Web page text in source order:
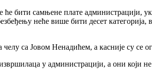
бити самњене плате администрациjи,
неће више бити десет категориjа,
са Јовом Ненадићем, а касниjе су се
у администрациjи, а они коjи не